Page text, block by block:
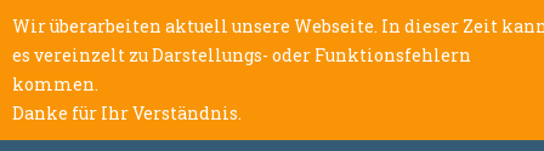
Wir überarbeiten aktuell unsere Webseite. In dieser Zeit
es vereinzelt zu Darstellungs- oder Funktionsfehlern
kommen.
Danke für Ihr Verständnis.